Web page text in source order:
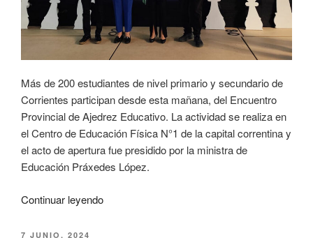
Más de 200 estudiantes de nivel primario y secundario de
Corrientes participan desde esta mañana, del Encuentro
Provincial de Ajedrez Educativo. La actividad se realiza en
el Centro de Educación Física N°1 de la capital correntina y
el acto de apertura fue presidido por la ministra de
Educación Práxedes López.
Continuar leyendo
7 JUNIO, 2024